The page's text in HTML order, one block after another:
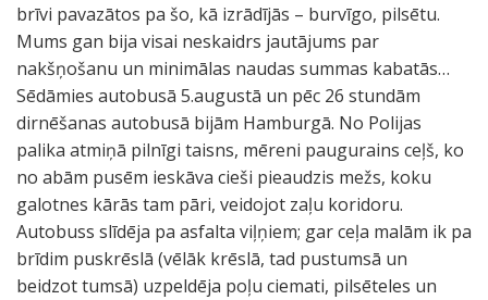
brīvi pavazātos pa šo, kā izrādījās – burvīgo, pilsētu.
Mums gan bija visai neskaidrs jautājums par
nakšņošanu un minimālas naudas summas kabatās…
Sēdāmies autobusā 5.augustā un pēc 26 stundām
dirnēšanas autobusā bijām Hamburgā. No Polijas
palika atmiņā pilnīgi taisns, mēreni paugurains ceļš, ko
no abām pusēm ieskāva cieši pieaudzis mežs, koku
galotnes kārās tam pāri, veidojot zaļu koridoru.
Autobuss slīdēja pa asfalta viļņiem; gar ceļa malām ik pa
brīdim puskrēslā (vēlāk krēslā, tad pustumsā un
beidzot tumsā) uzpeldēja poļu ciemati, pilsēteles un